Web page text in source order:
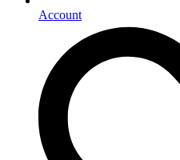
Account